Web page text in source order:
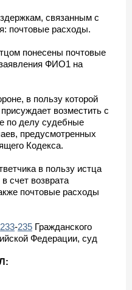
связанным с
почтовые расходы.
понесены почтовые
ФИО1 на
в пользу которой
возместить с
по делу судебные
предусмотренных
Кодекса.
в пользу истца
счет возврата
почтовые расходы
233-235 Гражданского
Федерации, суд